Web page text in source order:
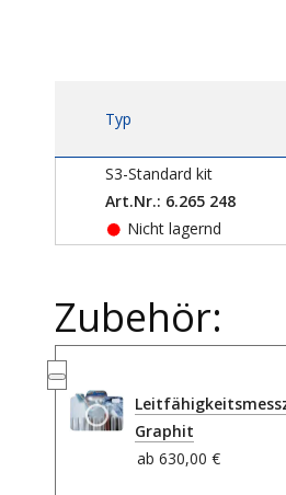
Typ
S3-Standard kit
Art.Nr.: 6.265 248
Nicht lagernd
Zubehör:
Graphit
ab 630,00 €